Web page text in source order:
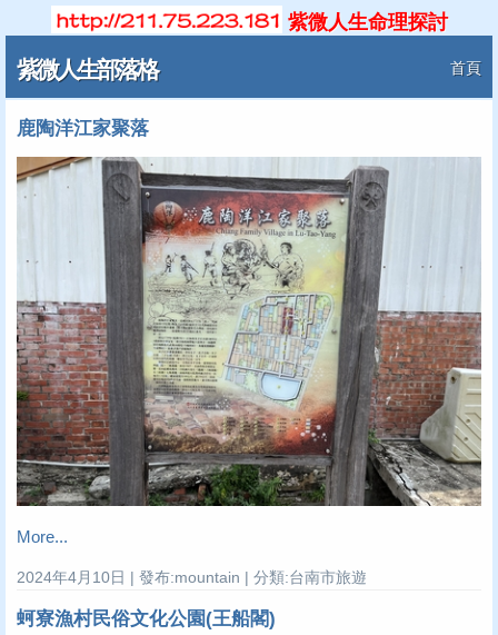
紫微人生命理探討
紫微人生部落格 首頁
鹿陶洋江家聚落
More...
2024年4月10日 | 發布:mountain | 分類:台南市旅遊
蚵寮漁村民俗文化公園(王船閣)